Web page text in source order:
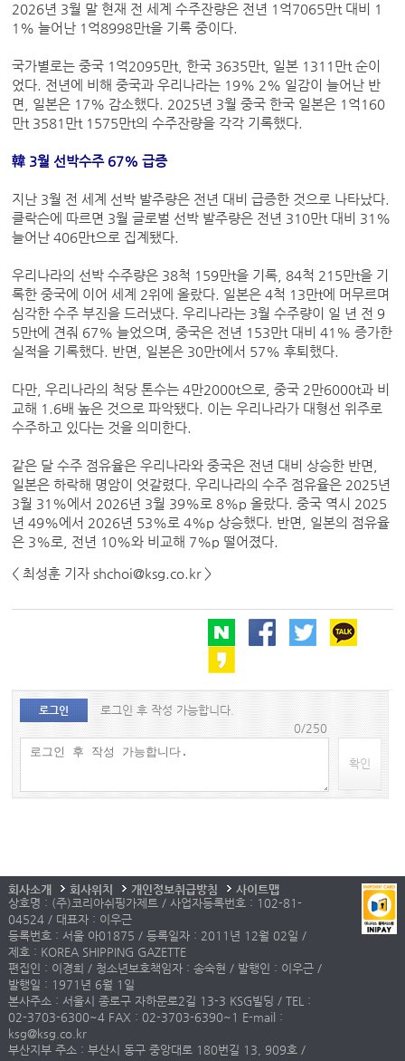
2026년 3월 말 현재 전 세계 수주잔량은 전년 1억7065만t 대비 1
1% 늘어난 1억8998만t을 기록 중이다.
국가별로는 중국 1억2095만t, 한국 3635만t, 일본 1311만t 순이
었다. 전년에 비해 중국과 우리나라는 19% 2% 일감이 늘어난 반
면, 일본은 17% 감소했다. 2025년 3월 중국 한국 일본은 1억160
만t 3581만t 1575만t의 수주잔량을 각각 기록했다.
韓 3월 선박수주 67% 급증
지난 3월 전 세계 선박 발주량은 전년 대비 급증한 것으로 나타났다.
클락슨에 따르면 3월 글로벌 선박 발주량은 전년 310만t 대비 31%
늘어난 406만t으로 집계됐다.
우리나라의 선박 수주량은 38척 159만t을 기록, 84척 215만t을 기
록한 중국에 이어 세계 2위에 올랐다. 일본은 4척 13만t에 머무르며
심각한 수주 부진을 드러냈다. 우리나라는 3월 수주량이 일 년 전 9
5만t에 견줘 67% 늘었으며, 중국은 전년 153만t 대비 41% 증가한
실적을 기록했다. 반면, 일본은 30만t에서 57% 후퇴했다.
다만, 우리나라의 척당 톤수는 4만2000t으로, 중국 2만6000t과 비
교해 1.6배 높은 것으로 파악됐다. 이는 우리나라가 대형선 위주로
수주하고 있다는 것을 의미한다.
같은 달 수주 점유율은 우리나라와 중국은 전년 대비 상승한 반면,
일본은 하락해 명암이 엇갈렸다. 우리나라의 수주 점유율은 2025년
3월 31%에서 2026년 3월 39%로 8%p 올랐다. 중국 역시 2025
년 49%에서 2026년 53%로 4%p 상승했다. 반면, 일본의 점유율
은 3%로, 전년 10%와 비교해 7%p 떨어졌다.
< 최성훈 기자 shchoi@ksg.co.kr >
로그인
로그인 후 작성 가능합니다.
0/250
확인
회사소개 회사위치 개인정보취급방침
사이트맵
상호명 : (주)코리아쉬핑가제트 / 사업자등록번호 : 102-81-
04524 / 대표자 : 이우근
등록번호 : 서울 아01875 / 등록일자 : 2011년 12월 02일 /
제호 : KOREA SHIPPING GAZETTE
편집인 : 이경희 / 청소년보호책임자 : 송숙현 / 발행인 : 이우근 /
발행일 : 1971년 6월 1일
본사주소 : 서울시 종로구 자하문로2길 13-3 KSG빌딩 / TEL :
02-3703-6300~4 FAX : 02-3703-6390~1 E-mail :
ksg@ksg.co.kr
부산지부 주소 : 부산시 동구 중앙대로 180번길 13, 909호 /